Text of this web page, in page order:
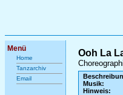
Menü
Home
Tanzarchiv
Email
Ooh La
Musik:
Hinweis: